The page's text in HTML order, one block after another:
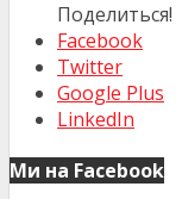
Поделиться!
Facebook
Twitter
Google Plus
LinkedIn
Ми на Facebook